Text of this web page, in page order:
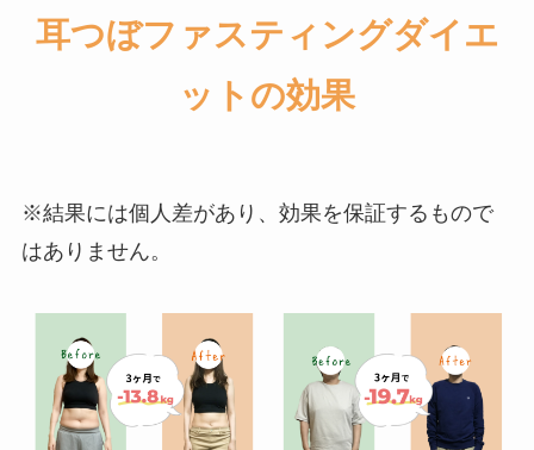
耳つぼファスティングダイエ
ットの効果
※結果には個人差があり、効果を保証するもので
はありません。